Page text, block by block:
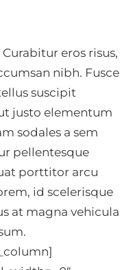
eros risus,
nibh. Fusce
suscipit
justo elementum
sodales a sem
pellentesque
porttitor arcu
id scelerisque
at magna vehicula